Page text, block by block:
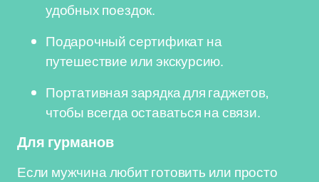
удобных поездок.
Подарочный сертификат на
путешествие или экскурсию.
Портативная зарядка для гаджетов,
чтобы всегда оставаться на связи.
Для гурманов
Если мужчина любит готовить или просто